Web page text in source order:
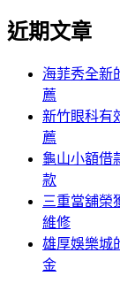
近期文章
海菲秀全新
薦
新竹眼科有
薦
龜山小額借
款
三重當舖榮
維修
雄厚娛樂城
金